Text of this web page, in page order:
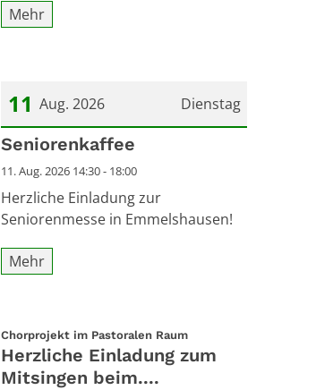
Mehr
Dienstag
11 Aug. 2026
Datum: 11. August 2026
Seniorenkaffee
11. Aug. 2026 14:30 - 18:00
Herzliche Einladung zur
Seniorenmesse in Emmelshausen!
Mehr
Chorprojekt im Pastoralen Raum:
Herzliche Einladung zum
Mitsingen beim....